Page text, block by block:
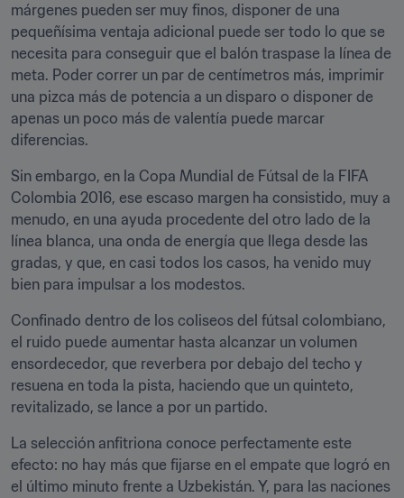
márgenes pueden ser muy finos, disponer de una
pequeñísima ventaja adicional puede ser todo lo que se
necesita para conseguir que el balón traspase la línea de
meta. Poder correr un par de centímetros más, imprimir
una pizca más de potencia a un disparo o disponer de
apenas un poco más de valentía puede marcar
diferencias.
Sin embargo, en la Copa Mundial de Fútsal de la FIFA
Colombia 2016, ese escaso margen ha consistido, muy a
menudo, en una ayuda procedente del otro lado de la
línea blanca, una onda de energía que llega desde las
gradas, y que, en casi todos los casos, ha venido muy
bien para impulsar a los modestos.
Confinado dentro de los coliseos del fútsal colombiano,
el ruido puede aumentar hasta alcanzar un volumen
ensordecedor, que reverbera por debajo del techo y
resuena en toda la pista, haciendo que un quinteto,
revitalizado, se lance a por un partido.
La selección anfitriona conoce perfectamente este
efecto: no hay más que fijarse en el empate que logró en
el último minuto frente a Uzbekistán. Y, para las naciones